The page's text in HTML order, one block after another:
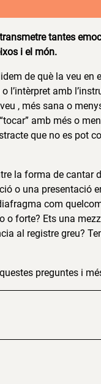
tantes
i el món.
de què la veu en
amb
, més sana o
amb més o
que no es pot
la forma de cantar
o una presentació
com
o forte? Ets una
al registre greu?
preguntes i